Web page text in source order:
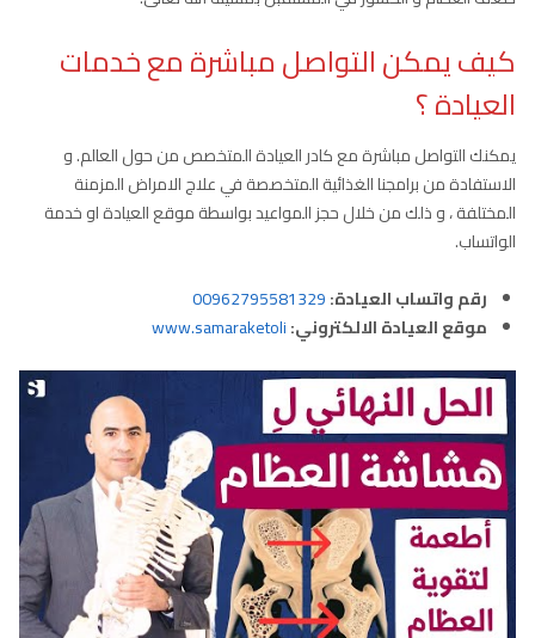
كيف يمكن التواصل مباشرة مع خدمات
العيادة ؟
يمكنك التواصل مباشرة مع كادر العيادة المتخصص من حول العالم. و
الاستفادة من برامجنا الغذائية المتخصصة في علاج الامراض المزمنة
المختلفة ، و ذلك من خلال حجز المواعيد بواسطة موقع العيادة او خدمة
الواتساب.
رقم واتساب العيادة:00962795581329
موقع العيادة الالكتروني:www.samaraketoli